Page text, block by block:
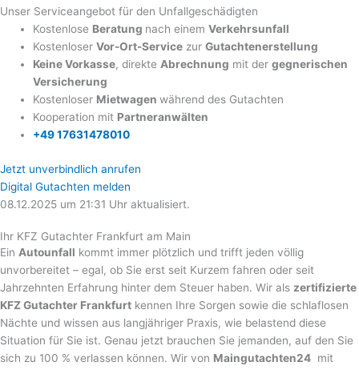
Unser Serviceangebot für den Unfallgeschädigten
Kostenlose Beratung nach einemVerkehrsunfall
KostenloserVor-Ort-Service zurGutachtenerstellung
Keine Vorkasse, direkte Abrechnung mit dergegnerischen
Versicherung
Kostenloser Mietwagenwährend des Gutachten
Kooperation mit Partneranwälten
+49 17631478010
Jetzt unverbindlich anrufen
Digital Gutachten melden
08.12.2025 um 21:31 Uhr aktualisiert.
Ihr KFZ Gutachter Frankfurt am Main
Ein Autounfall kommt immer plötzlich und trifft jeden völlig
unvorbereitet – egal, ob Sie erst seit Kurzem fahren oder seit
Jahrzehnten Erfahrung hinter dem Steuer haben. Wir als zertifizierte
KFZ Gutachter Frankfurt kennen Ihre Sorgen sowie die schlaflosen
Nächte und wissen aus langjähriger Praxis, wie belastend diese
Situation für Sie ist. Genau jetzt brauchen Sie jemanden, auf den Sie
sich zu 100 % verlassen können. Wir von Maingutachten24 mit